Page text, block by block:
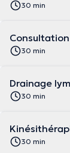
30 min
30 min
Drainage
30 min
30 min